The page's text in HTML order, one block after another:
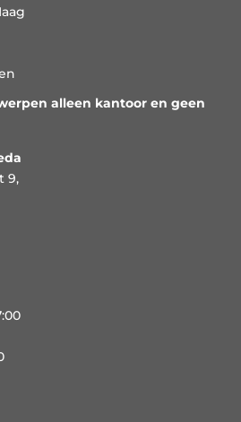
alleen kantoor en geen
9,